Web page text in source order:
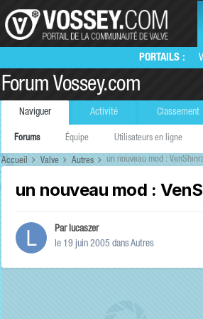
PORTAILS :
Forum Vossey.com
Naviguer
Forums Équipe Utilisateurs en ligne
Activité Classement
Accueil Valve Autres un nouveau mod :
un nouveau mod :
Parlucaszer
le 19 juin 2005 dansAutres